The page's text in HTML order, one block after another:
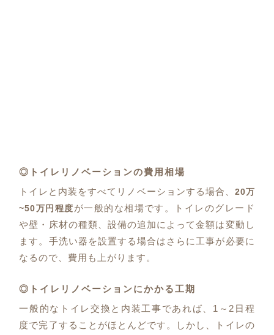
◎トイレリノベーションの費用相場
トイレと内装をすべてリノベーションする場合、 20万
~50万円程度 が一般的な相場です。トイレのグレード
や壁・床材の種類、設備の追加によって金額は変動し
ます。手洗い器を設置する場合はさらに工事が必要に
なるので、費用も上がります。
◎トイレリノベーションにかかる工期
一般的なトイレ交換と内装工事であれば、1～2日程
度で完了することがほとんどです。しかし、トイレの